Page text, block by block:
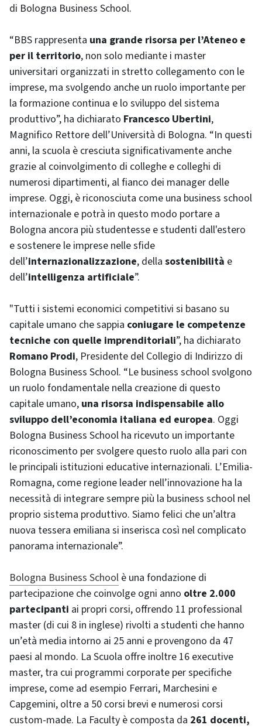
di Bologna Business School.
“BBS rappresenta una grande risorsa per l’Ateneo e
per il territorio, non solo mediante i master
universitari organizzati in stretto collegamento con le
imprese, ma svolgendo anche un ruolo importante per
la formazione continua e lo sviluppo del sistema
produttivo”, ha dichiarato Francesco Ubertini,
Magnifico Rettore dell’Università di Bologna. “In questi
anni, la scuola è cresciuta significativamente anche
grazie al coinvolgimento di colleghe e colleghi di
numerosi dipartimenti, al fianco dei manager delle
imprese. Oggi, è riconosciuta come una business school
internazionale e potrà in questo modo portare a
Bologna ancora più studentesse e studenti dall'estero
e sostenere le imprese nelle sfide
dell’internazionalizzazione, della sostenibilità e
dell’intelligenza artificiale”.
"Tutti i sistemi economici competitivi si basano su
capitale umano che sappia coniugare le competenze
tecniche con quelle imprenditoriali”, ha dichiarato
Romano Prodi, Presidente del Collegio di Indirizzo di
Bologna Business School. “Le business school svolgono
un ruolo fondamentale nella creazione di questo
capitale umano, una risorsa indispensabile allo
sviluppo dell’economia italiana ed europea. Oggi
Bologna Business School ha ricevuto un importante
riconoscimento per svolgere questo ruolo alla pari con
le principali istituzioni educative internazionali. L’Emilia-
Romagna, come regione leader nell’innovazione ha la
necessità di integrare sempre più la business school nel
proprio sistema produttivo. Siamo felici che un’altra
nuova tessera emiliana si inserisca così nel complicato
panorama internazionale”.
Bologna Business School è una fondazione di
partecipazione che coinvolge ogni anno oltre 2.000
partecipanti ai propri corsi, offrendo 11 professional
master (di cui 8 in inglese) rivolti a studenti che hanno
un’età media intorno ai 25 anni e provengono da 47
paesi al mondo. La Scuola offre inoltre 16 executive
master, tra cui programmi corporate per specifiche
imprese, come ad esempio Ferrari, Marchesini e
Capgemini, oltre a 50 corsi brevi e numerosi corsi
custom-made. La Faculty è composta da 261 docenti,